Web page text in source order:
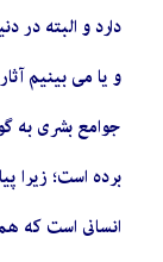
دارد و البته در
و یا می بینیم
جوامع بشری به
برده است؛ زیرا
انسانى است که